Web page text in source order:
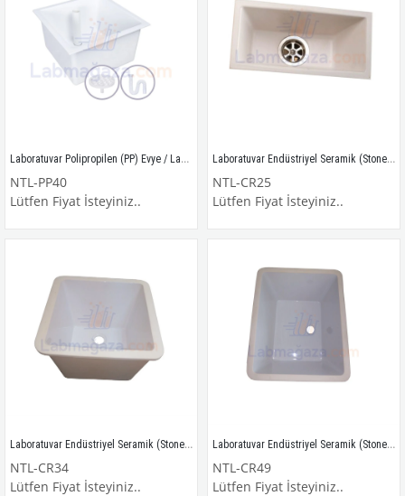
Laboratuvar Polipropilen (PP) Evye / Lavabo / NTL-PP40
NTL-PP40
Lütfen Fiyat İsteyiniz..
Laboratuvar Endüstriyel Seramik (Stoneware) Evye / Lavabo / NTL-CR25
NTL-CR25
Lütfen Fiyat İsteyiniz..
Laboratuvar Endüstriyel Seramik (Stoneware) Evye / Lavabo / NTL-CR34
NTL-CR34
Lütfen Fiyat İsteyiniz..
Laboratuvar Endüstriyel Seramik (Stoneware) Evye / Lavabo / NTL-CR49
NTL-CR49
Lütfen Fiyat İsteyiniz..